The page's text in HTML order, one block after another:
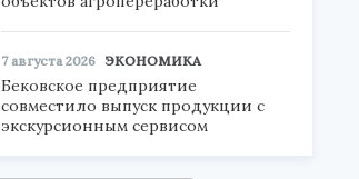
7 августа 2026 ЭКОНОМИКА
Бековское предприятие
совместило выпуск продукции с
экскурсионным сервисом